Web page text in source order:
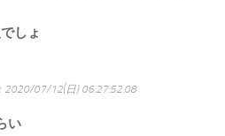
しょ
2020/07/12(日) 06:27:52.08
い